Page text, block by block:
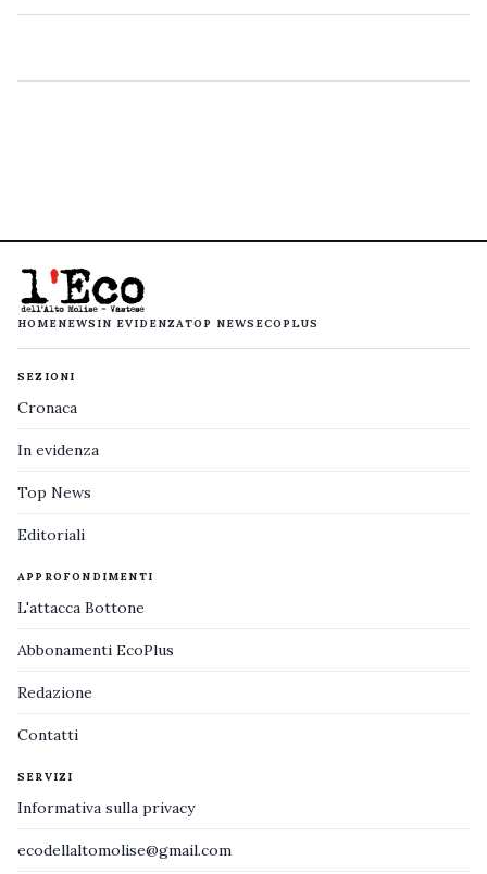
HOMENEWS IN EVIDENZATOP NEWS ECOPLUS
SEZIONI
Cronaca
In evidenza
Top News
Editoriali
APPROFONDIMENTI
L'attacca Bottone
Abbonamenti EcoPlus
Redazione
Contatti
SERVIZI
Informativa sulla privacy
ecodellaltomolise@gmail.com